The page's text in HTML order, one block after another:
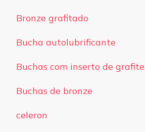
Bronze grafitado
Bucha autolubrificante
Buchas com inserto de grafite
Buchas de bronze
celeron